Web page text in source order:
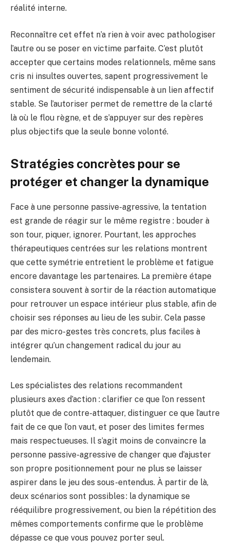
réalité interne.
Reconnaître cet effet n’a rien à voir avec pathologiser
l’autre ou se poser en victime parfaite. C’est plutôt
accepter que certains modes relationnels, même sans
cris ni insultes ouvertes, sapent progressivement le
sentiment de sécurité indispensable à un lien affectif
stable. Se l’autoriser permet de remettre de la clarté
là où le flou règne, et de s’appuyer sur des repères
plus objectifs que la seule bonne volonté.
Stratégies concrètes pour se
protéger et changer la dynamique
Face à une personne passive-agressive, la tentation
est grande de réagir sur le même registre : bouder à
son tour, piquer, ignorer. Pourtant, les approches
thérapeutiques centrées sur les relations montrent
que cette symétrie entretient le problème et fatigue
encore davantage les partenaires. La première étape
consistera souvent à sortir de la réaction automatique
pour retrouver un espace intérieur plus stable, afin de
choisir ses réponses au lieu de les subir. Cela passe
par des micro-gestes très concrets, plus faciles à
intégrer qu’un changement radical du jour au
lendemain.
Les spécialistes des relations recommandent
plusieurs axes d’action : clarifier ce que l’on ressent
plutôt que de contre-attaquer, distinguer ce que l’autre
fait de ce que l’on vaut, et poser des limites fermes
mais respectueuses. Il s’agit moins de convaincre la
personne passive-agressive de changer que d’ajuster
son propre positionnement pour ne plus se laisser
aspirer dans le jeu des sous-entendus. À partir de là,
deux scénarios sont possibles : la dynamique se
rééquilibre progressivement, ou bien la répétition des
mêmes comportements confirme que le problème
dépasse ce que vous pouvez porter seul.